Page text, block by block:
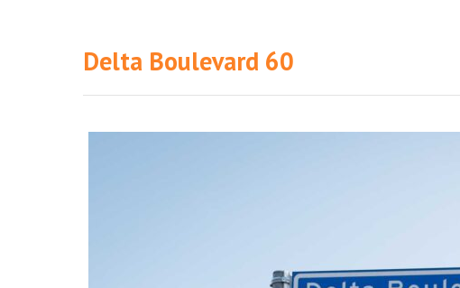
Delta Boulevard 60